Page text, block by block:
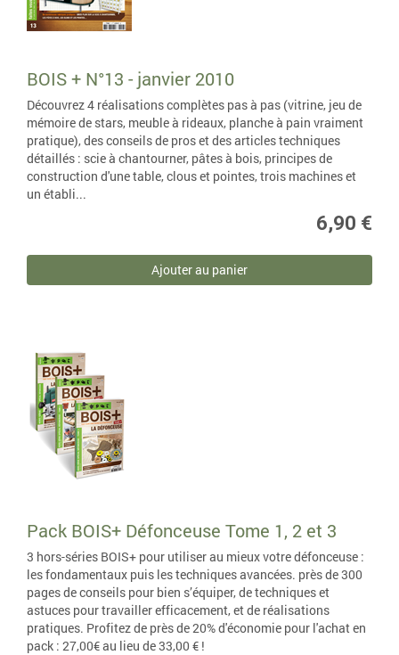
BOIS + N°13 - janvier 2010
Découvrez 4 réalisations complètes pas à pas (vitrine, jeu de
mémoire de stars, meuble à rideaux, planche à pain vraiment
pratique), des conseils de pros et des articles techniques
détaillés : scie à chantourner, pâtes à bois, principes de
construction d'une table, clous et pointes, trois machines et
un établi...
6,90 €
Ajouter au panier
Pack BOIS+ Défonceuse Tome 1, 2 et 3
3 hors-séries BOIS+ pour utiliser au mieux votre défonceuse :
les fondamentaux puis les techniques avancées. près de 300
pages de conseils pour bien s’équiper, de techniques et
astuces pour travailler efficacement, et de réalisations
pratiques. Profitez de près de 20% d'économie pour l'achat en
pack : 27,00€ au lieu de 33,00 € !